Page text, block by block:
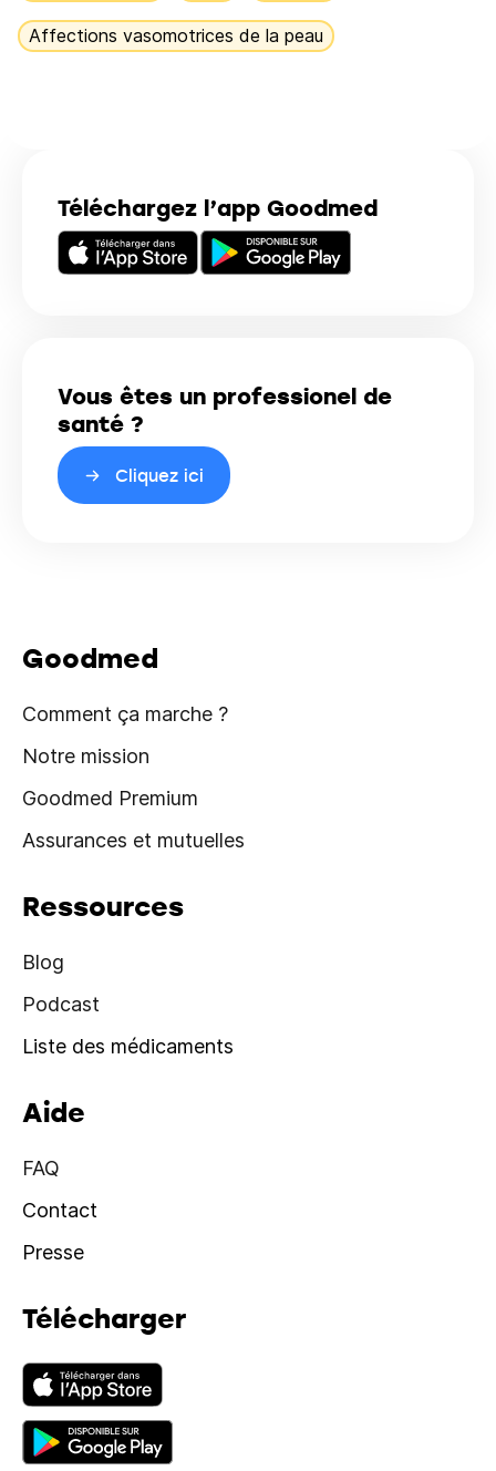
Téléchargez l’app Goodmed
Vous êtes un professionel de
santé ?
Cliquez ici
Affections vasomotrices de la peau
Goodmed
Comment ça marche ?
Notre mission
Goodmed Premium
Assurances et mutuelles
Ressources
Blog
Podcast
Liste des médicaments
Aide
FAQ
Contact
Presse
Télécharger